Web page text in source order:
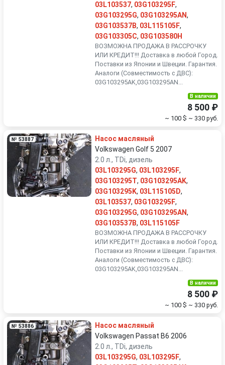
03L103537, 03G103295F,
03G103295G, 03G103295AN,
03G103537B, 03L115105F,
03G103305C, 03G103580H
ВОЗМОЖНА ПРОДАЖА В РАССРОЧКУ
ИЛИ КРЕДИТ!!! Доставка в любой Город.
Поставки из Японии и Швеции. Гарантия.
Аналоги (Совместимость с ДВС):
03G103295AK,03G103295AN...
В наличии
8 500 ₽
~ 100 $ ~ 330 руб.
№ 53887
Насос масляный
Volkswagen Golf 5 2007
2.0 л., TDi, дизель
03L103295G, 03L103295F,
03G103295T, 03G103295AK,
03G103295K, 03L115105D,
03L103537, 03G103295F,
03G103295G, 03G103295AN,
03G103537B, 03L115105F
ВОЗМОЖНА ПРОДАЖА В РАССРОЧКУ
ИЛИ КРЕДИТ!!! Доставка в любой Город.
Поставки из Японии и Швеции. Гарантия.
Аналоги (Совместимость с ДВС):
03G103295AK,03G103295AN...
В наличии
8 500 ₽
~ 100 $ ~ 330 руб.
№ 53886
Насос масляный
Volkswagen Passat B6 2006
2.0 л., TDi, дизель
03L103295G, 03L103295F,